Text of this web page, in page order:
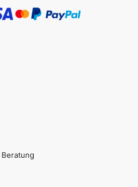
Beratung